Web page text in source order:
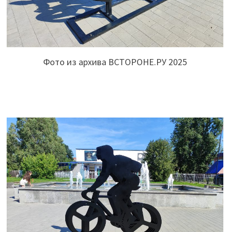
Фото из архива ВСТОРОНЕ.РУ 2025